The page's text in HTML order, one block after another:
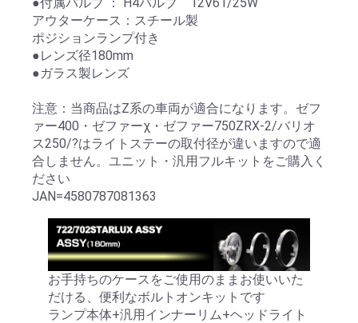
アウターケース：スチール製
ポジションランプ付き
●レンズ径180mm
●ガラス製レンズ
注意：当商品はZ系の車両が適合になります。ゼフ
ァー400・ゼファーχ・ゼファー750ZRX-2/バリオ
ス250/?はライトステーの取付径が違いますので適
合しません。ユニット・汎用フルキットをご購入く
ださい
JAN=4580787081363
お手持ちのケースをご使用のままお使いいた
だける、便利なボルトオンキットです
ランプ本体+汎用インナーリム+ヘッドライト